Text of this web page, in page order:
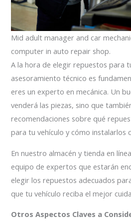
Mid adult manager and car
computer in auto repair shop.
A la hora de elegir repuestos para
asesoramiento técnico es
eres un experto en mecánica. Un
venderá las piezas, sino que
recomendaciones sobre qué
para tu vehículo y cómo instalarlos
En nuestro almacén y tienda en
equipo de expertos que estarán
elegir los repuestos adecuados
que tu vehículo reciba el mejor
Otros Aspectos Claves a